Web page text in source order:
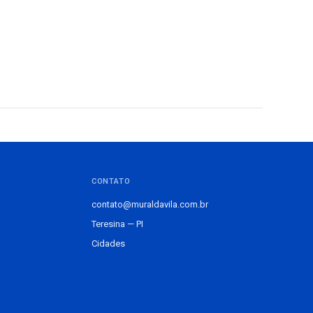
CONTATO
contato@muraldavila.com.br
Teresina — PI
Cidades